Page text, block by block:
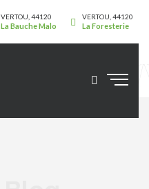
VERTOU, 44120
La Bauche Malo
VERTOU, 44120
La Foresterie